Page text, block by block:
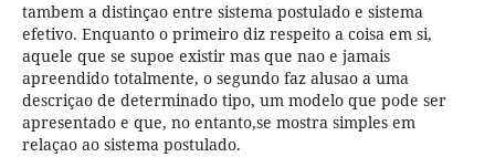
tambem a distinçao entre sistema postulado e sistema
efetivo. Enquanto o primeiro diz respeito a coisa em si,
aquele que se supoe existir mas que nao e jamais
apreendido totalmente, o segundo faz alusao a uma
descriçao de determinado tipo, um modelo que pode ser
apresentado e que, no entanto,se mostra simples em
relaçao ao sistema postulado.